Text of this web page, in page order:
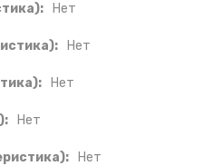
Нет
Нет
Нет
Нет
Нет